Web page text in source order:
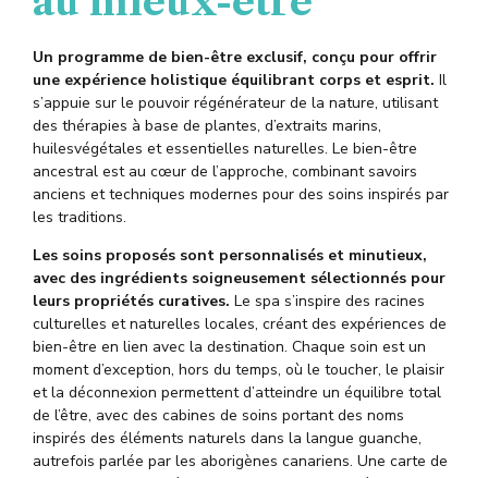
Un programme de bien-être exclusif, conçu pour offrir
une expérience holistique équilibrant corps et esprit. Il
s’appuie sur le pouvoir régénérateur de la nature, utilisant
des thérapies à base de plantes, d’extraits marins,
huilesvégétales et essentielles naturelles. Le bien-être
ancestral est au cœur de l’approche, combinant savoirs
anciens et techniques modernes pour des soins inspirés par
les traditions.
Les soins proposés sont personnalisés et minutieux,
avec des ingrédients soigneusement sélectionnés pour
leurs propriétés curatives. Le spa s’inspire des racines
culturelles et naturelles locales, créant des expériences de
bien-être en lien avec la destination. Chaque soin est un
moment d’exception, hors du temps, où le toucher, le plaisir
et la déconnexion permettent d’atteindre un équilibre total
de l’être, avec des cabines de soins portant des noms
inspirés des éléments naturels dans la langue guanche,
autrefois parlée par les aborigènes canariens. Une carte de